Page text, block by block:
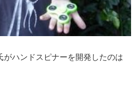
がハンドスピナーを開発したのは